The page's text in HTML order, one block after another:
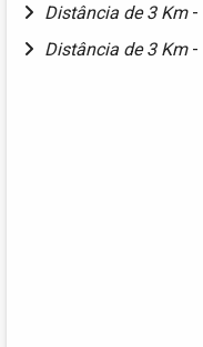
Distância de 3 Km -
Distância de 3 Km -